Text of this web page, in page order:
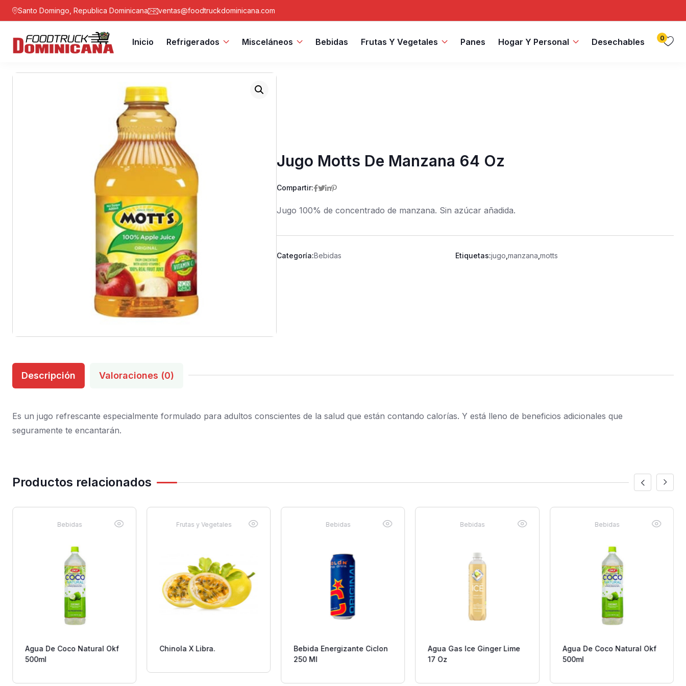
Santo Domingo, Republica Dominicana ventas@foodtruckdominicana.com
Inicio Refrigerados Misceláneos Bebidas Frutas Y Vegetales Panes Hogar Y Personal Desechables 0
Jugo Motts De Manzana 64 Oz
Compartir:
Jugo 100% de concentrado de manzana. Sin azúcar añadida.
Categoría:Bebidas Etiquetas:jugo ,manzana ,motts
Descripción Valoraciones (0)
Es un jugo refrescante especialmente formulado para adultos conscientes de la salud que están contando calorías. Y está lleno de beneficios adicionales que
seguramente te encantarán.
Productos relacionados
Bebidas
Agua De Coco Natural Okf
500ml
Frutas y Vegetales
Chinola X Libra.
Bebidas
Bebida Energizante Ciclon
250 Ml
Bebidas
Agua Gas Ice Ginger Lime
17 Oz
Bebidas
Agua De Coco Natural Okf
500ml